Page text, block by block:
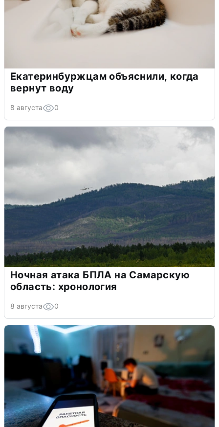
Екатеринбуржцам объяснили, когда
вернут воду
8 августа 0
Ночная атака БПЛА на Самарскую
область: хронология
8 августа 0